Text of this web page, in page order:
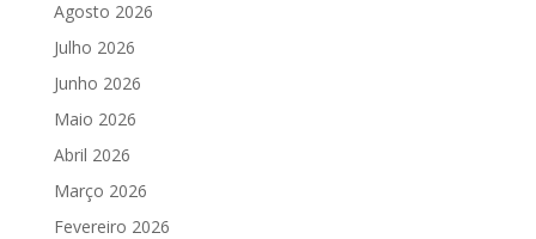
Agosto 2026
Julho 2026
Junho 2026
Maio 2026
Abril 2026
Março 2026
Fevereiro 2026